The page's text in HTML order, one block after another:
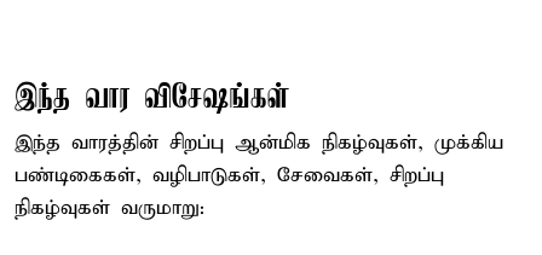
இந்த வார விசேஷங்கள்
இந்த வாரத்தின் சிறப்பு ஆன்மிக நிகழ்வுகள், முக்கிய
பண்டிகைகள், வழிபாடுகள், சேவைகள், சிறப்பு
நிகழ்வுகள் வருமாறு: